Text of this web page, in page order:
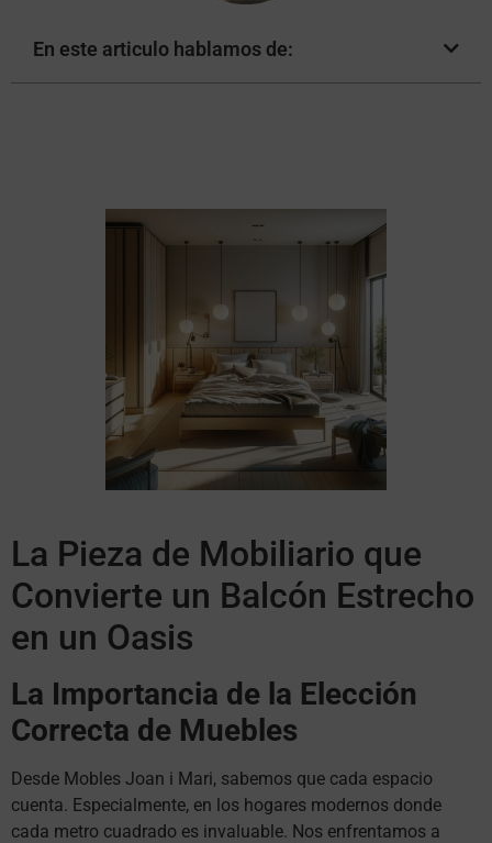
En este articulo hablamos de:
La Pieza de Mobiliario que
Convierte un Balcón Estrecho
en un Oasis
La Importancia de la Elección
Correcta de Muebles
Desde Mobles Joan i Mari, sabemos que cada espacio
cuenta. Especialmente, en los hogares modernos donde
cada metro cuadrado es invaluable. Nos enfrentamos a